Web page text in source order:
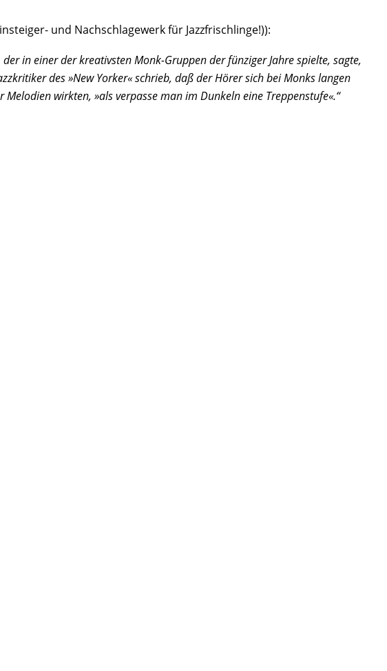
und Nachschlagewerk für Jazzfrischlinge!)):
in einer der kreativsten Monk-Gruppen der fünziger Jahre spielte, sagte,
des »New Yorker« schrieb, daß der Hörer sich bei Monks langen
wirkten, »als verpasse man im Dunkeln eine Treppenstufe«.“